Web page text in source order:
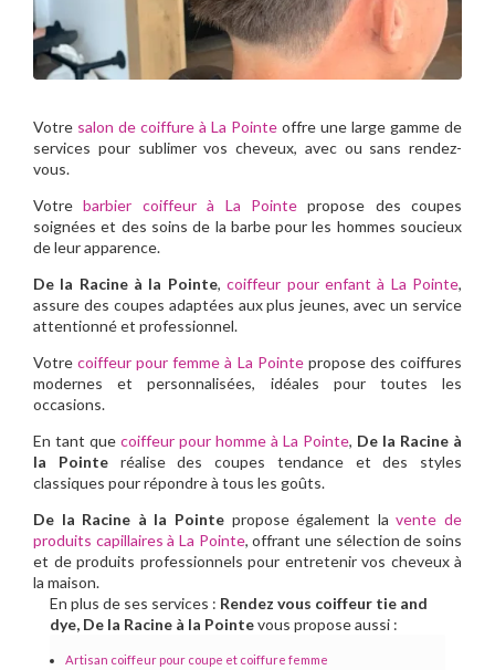
Votre salon de coiffure à La Pointe offre une large gamme de
services pour sublimer vos cheveux, avec ou sans rendez-
vous.
Votrebarbier coiffeur à La Pointepropose des coupes
soignées et des soins de la barbe pour les hommes soucieux
de leur apparence.
De la Racine à la Pointe,coiffeur pour enfant à La Pointe,
assure des coupes adaptées aux plus jeunes, avec un service
attentionné et professionnel.
Votrecoiffeur pour femme à La Pointepropose des coiffures
modernes et personnalisées, idéales pour toutes les
occasions.
En tant que coiffeur pour homme à La Pointe, De la Racine à
la Pointeréalise des coupes tendance et des styles
classiques pour répondre à tous les goûts.
De la Racine à la Pointe propose également lavente de
produits capillaires à La Pointe, offrant une sélection de soins
et de produits professionnels pour entretenir vos cheveux à
la maison.
En plus de ses services : Rendez vous coiffeur tie and
dye, De la Racine à la Pointevous propose aussi :
Artisan coiffeur pour coupe et coiffure femme